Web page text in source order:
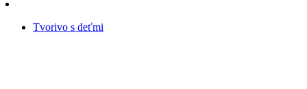
Tvorivo s deťmi